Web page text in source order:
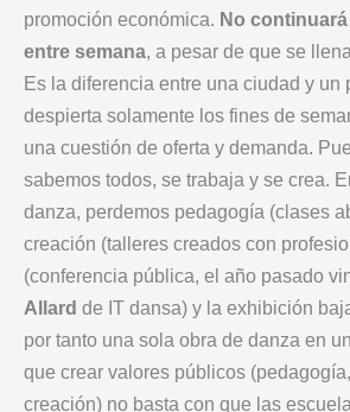
promoción económica. No
entre semana, a pesar de que se
Es la diferencia entre una ciudad y un
despierta solamente los fines de
una cuestión de oferta y demanda.
sabemos todos, se trabaja y se crea.
danza, perdemos pedagogía (clases
creación (talleres creados con
(conferencia pública, el año pasado
Allard de IT dansa) y la exhibición
por tanto una sola obra de danza en
que crear valores públicos
creación) no basta con que las